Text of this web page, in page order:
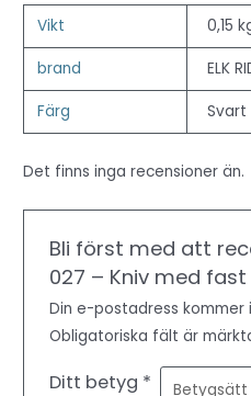
Vikt 0,15
brand ELK
Färg Svart
Det finns inga recensioner än.
Bli först med att
027 – Kniv med fast
Din e-postadress kommer
Obligatoriska fält är
Ditt betyg *